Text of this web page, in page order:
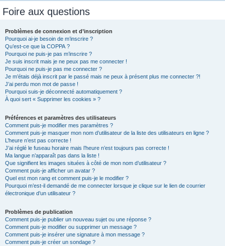
Foire aux questions
Problèmes de connexion et d’inscription
Pourquoi ai-je besoin de m’inscrire ?
Qu’est-ce que la COPPA ?
Pourquoi ne puis-je pas m’inscrire ?
Je suis inscrit mais je ne peux pas me connecter !
Pourquoi ne puis-je pas me connecter ?
Je m’étais déjà inscrit par le passé mais ne peux à présent plus me connecter ?!
J’ai perdu mon mot de passe !
Pourquoi suis-je déconnecté automatiquement ?
À quoi sert « Supprimer les cookies » ?
Préférences et paramètres des utilisateurs
Comment puis-je modifier mes paramètres ?
Comment puis-je masquer mon nom d’utilisateur de la liste des utilisateurs en ligne ?
L’heure n’est pas correcte !
J’ai réglé le fuseau horaire mais l’heure n’est toujours pas correcte !
Ma langue n’apparaît pas dans la liste !
Que signifient les images situées à côté de mon nom d’utilisateur ?
Comment puis-je afficher un avatar ?
Quel est mon rang et comment puis-je le modifier ?
Pourquoi m’est-il demandé de me connecter lorsque je clique sur le lien de courrier
électronique d’un utilisateur ?
Problèmes de publication
Comment puis-je publier un nouveau sujet ou une réponse ?
Comment puis-je modifier ou supprimer un message ?
Comment puis-je insérer une signature à mon message ?
Comment puis-je créer un sondage ?